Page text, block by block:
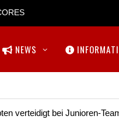
NEWS
verteidigt bei Junioren-